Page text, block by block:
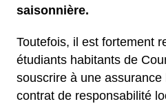
saisonnière.
Toutefois, il est fortement
étudiants habitants de
souscrire à une assurance
contrat de responsabilité